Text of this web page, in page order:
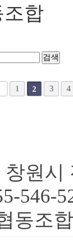
합
1 2 3 4
원시
546-
동조합